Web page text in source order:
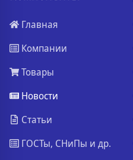
Главная
Компании
Товары
Новости
Статьи
ГОСТы, СНиПы и др.